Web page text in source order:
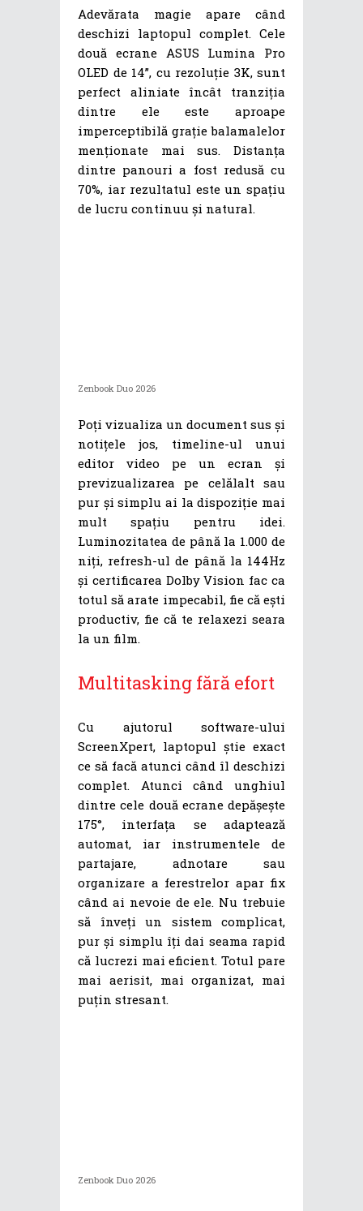
Adevărata magie apare când
deschizi laptopul complet. Cele
două ecrane ASUS Lumina Pro
OLED de 14”, cu rezoluție 3K, sunt
perfect aliniate încât tranziția
dintre ele este aproape
imperceptibilă grație balamalelor
menționate mai sus. Distanța
dintre panouri a fost redusă cu
70%, iar rezultatul este un spațiu
de lucru continuu și natural.
Zenbook Duo 2026
Poți vizualiza un document sus și
notițele jos, timeline-ul unui
editor video pe un ecran și
previzualizarea pe celălalt sau
pur și simplu ai la dispoziție mai
mult spațiu pentru idei.
Luminozitatea de până la 1.000 de
niți, refresh-ul de până la 144Hz
și certificarea Dolby Vision fac ca
totul să arate impecabil, fie că ești
productiv, fie că te relaxezi seara
la un film.
Multitasking fără efort
Cu ajutorul software-ului
ScreenXpert, laptopul știe exact
ce să facă atunci când îl deschizi
complet. Atunci când unghiul
dintre cele două ecrane depășește
175°, interfața se adaptează
automat, iar instrumentele de
partajare, adnotare sau
organizare a ferestrelor apar fix
când ai nevoie de ele. Nu trebuie
să înveți un sistem complicat,
pur și simplu îți dai seama rapid
că lucrezi mai eficient. Totul pare
mai aerisit, mai organizat, mai
puțin stresant.
Zenbook Duo 2026